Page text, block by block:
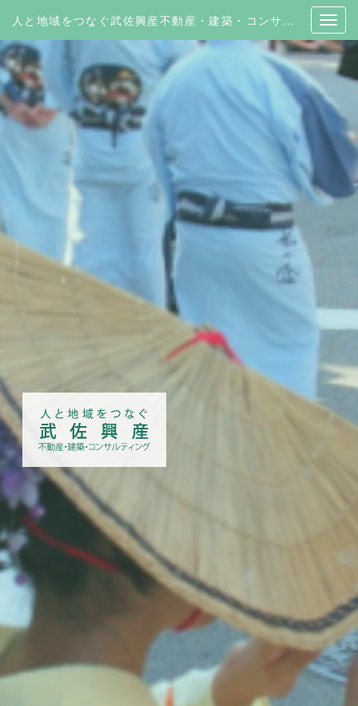
人と地域をつなぐ武佐興産不動産・建築・コンサルティング | 有限会社 武佐興産